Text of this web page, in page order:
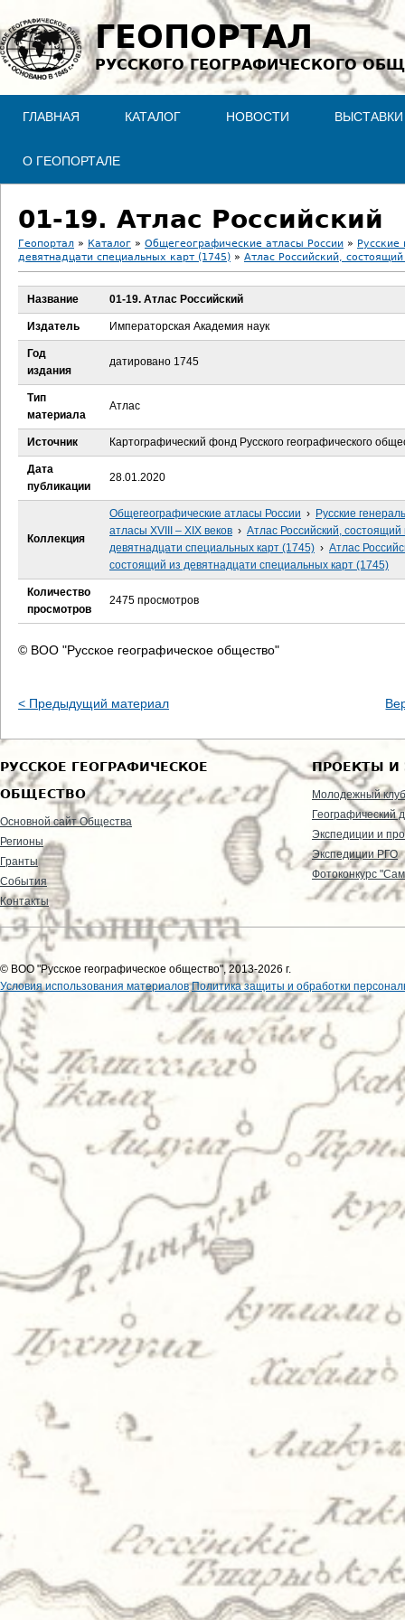
Jump to navigation
ГЕОПОРТАЛ
РУССКОГО ГЕОГРАФИЧЕСКОГО
ГЛАВНАЯ КАТАЛОГ НОВОСТИ ВЫСТАВКИ
О ГЕОПОРТАЛЕ
01-19. Атлас Российский
В
ы
з
д
е
с
ь
Геопортал » Каталог » Общегеографические атласы России » Русские
девятнадцати специальных карт (1745) » Атлас Российский,
Название 01-19. Атлас Российский
Издатель Императорская Академия наук
Год
издания
датировано 1745
Тип
материала
Атлас
Источник Картографический фонд Русского географического
Дата
публикации
28.01.2020
Коллекция
Общегеографические атласы России › Русские
атласы XVIII – XIX веков › Атлас Российский, состоящий
девятнадцати специальных карт (1745) › Атлас
состоящий из девятнадцати специальных карт (1745)
Количество
просмотров
2475 просмотров
© ВОО "Русское географическое общество"
< Предыдущий материал
РУССКОЕ ГЕОГРАФИЧЕСКОЕ
ОБЩЕСТВО
Основной сайт Общества
Регионы
Гранты
События
Контакты
ПРОЕКТЫ И
Молодежный клуб
Географический
Экспедиции и
Экспедиции РГО
Фотоконкурс
© ВОО "Русское географическое общество", 2013-2026 г.
Условия использования материалов Политика защиты и обработки